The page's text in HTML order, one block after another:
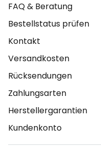
FAQ & Beratung
Bestellstatus prüfen
Kontakt
Versandkosten
Rücksendungen
Zahlungsarten
Herstellergarantien
Kundenkonto